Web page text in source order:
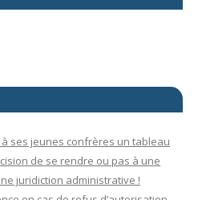
à ses jeunes confrères un tableau
de se rendre ou pas à une
juridiction administrative !